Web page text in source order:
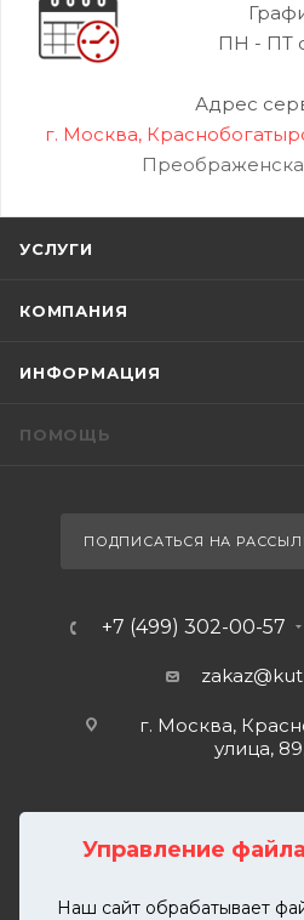
Управление
Наш сайт обрабатывает
ПН - ПТ
Адрес
г. Москва,
УСЛУГИ
КОМПАНИЯ
ИНФОРМАЦИЯ
ПОМОЩЬ
ПОДПИСАТЬСЯ НА
+7 (499) 302-00-57
г. Москва,
улица,